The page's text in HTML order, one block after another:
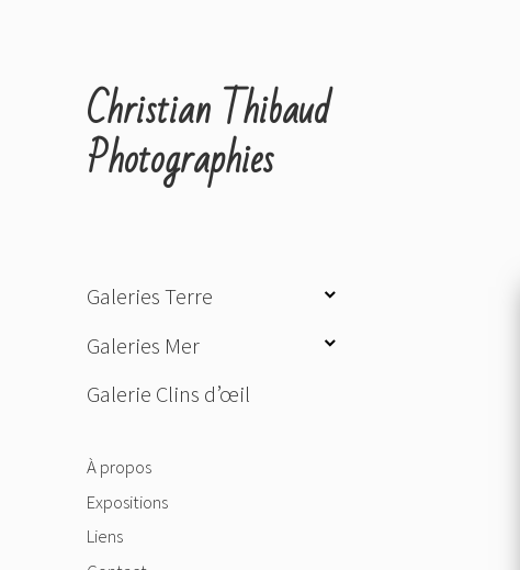
Christian Thibaud
Photographies
Galeries Terre
ouvrir
sous-
Galeries Mer
ouvrir
Galerie Clins d’œil
À propos
Expositions
Liens